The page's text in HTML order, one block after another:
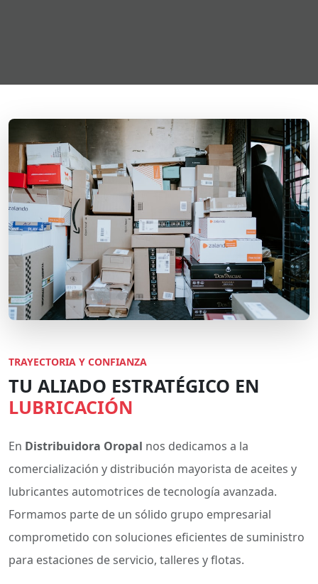
TRAYECTORIA Y CONFIANZA
TU ALIADO ESTRATÉGICO EN
LUBRICACIÓN
En Distribuidora Oropal nos dedicamos a la
comercialización y distribución mayorista de aceites y
lubricantes automotrices de tecnología avanzada.
Formamos parte de un sólido grupo empresarial
comprometido con soluciones eficientes de suministro
para estaciones de servicio, talleres y flotas.